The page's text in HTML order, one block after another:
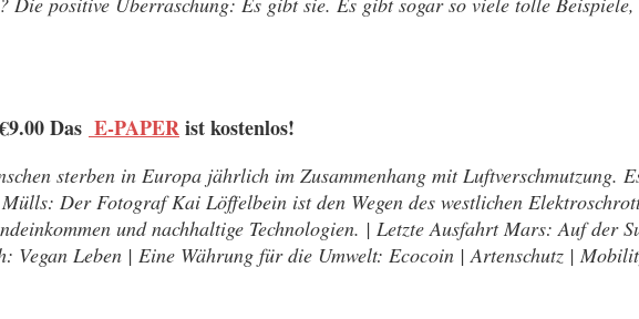
Das E-PAPERist kostenlos!
sterben in Europa jährlich im Zusammenhang mit Luftverschmutzung.
Der Fotograf Kai Löffelbein ist den Wegen des westlichen
und nachhaltige Technologien. | Letzte Ausfahrt Mars: Auf der
Vegan Leben | Eine Währung für die Umwelt: Ecocoin | Artenschutz |